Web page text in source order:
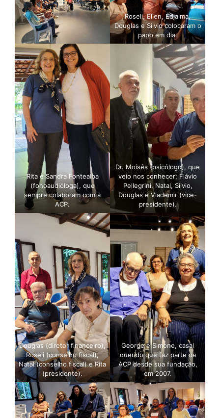
Roseli, Ellen, Edjalma,
Douglas e Silvio colocaram o
papo em dia.
Rita e Sandra Fontealba
(fonoaudióloga), que
sempre colaboram com a
ACP.
Dr. Moisés (psicólogo), que
veio nos conhecer; Flávio
Pellegrini, Natal, Sílvio,
Douglas e Vlademir (vice-
presidente).
Douglas (diretor financeiro),
Roseli (conselho fiscal),
Natal (conselho fiscal) e Rita
(presidente).
George e Simone, casal
querido que faz parte da
ACP desde sua fundação,
em 2007.